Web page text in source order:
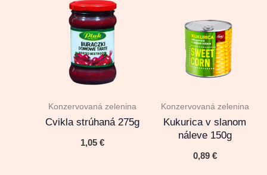
Konzervovaná zelenina
Cvikla strúhaná 275g
1,05€
Konzervovaná zelenina
Kukurica v slanom
náleve 150g
0,89 €